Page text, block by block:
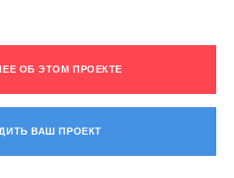
ОБ ЭТОМ ПРОЕКТЕ
ВАШ ПРОЕКТ